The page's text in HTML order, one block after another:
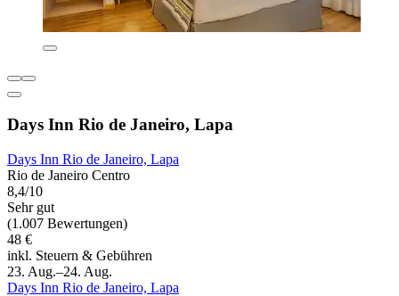
Days Inn Rio de Janeiro, Lapa
Days Inn Rio de Janeiro, Lapa
Rio de Janeiro Centro
8,4/10
Sehr gut
(1.007 Bewertungen)
48 €
inkl. Steuern & Gebühren
23. Aug.–24. Aug.
Days Inn Rio de Janeiro, Lapa